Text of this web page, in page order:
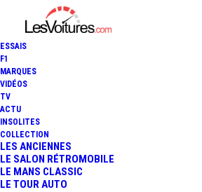
ESSAIS
F1
MARQUES
VIDÉOS
TV
ACTU
INSOLITES
COLLECTION
LES ANCIENNES
LE SALON RÉTROMOBILE
LE MANS CLASSIC
LE TOUR AUTO